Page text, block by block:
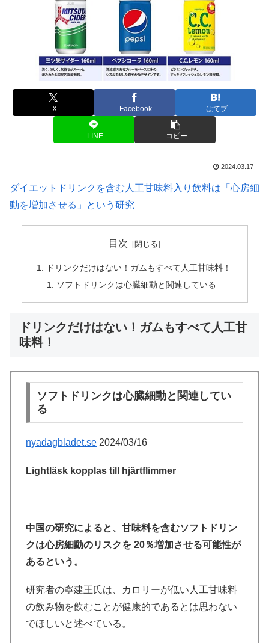
X Facebook はてブ
LINE コピー
2024.03.17
ダイエットドリンクを含む人工甘味料入り飲料は「心房細
動を増加させる」という研究
目次
ドリンクだけはない！ガムもすべて人工甘味料！
ソフトドリンクは心臓細動と関連している
ドリンクだけはない！ガムもすべて人工甘
味料！
ソフトドリンクは心臓細動と関連してい
る
nyadagbladet.se 2024/03/16
Lightläsk kopplas till hjärtflimmer
中国の研究によると、甘味料を含むソフトドリン
クは心房細動のリスクを 20％増加させる可能性が
あるという。
研究者の寧建王氏は、カロリーが低い人工甘味料
の飲み物を飲むことが健康的であるとは思わない
でほしいと述べている。